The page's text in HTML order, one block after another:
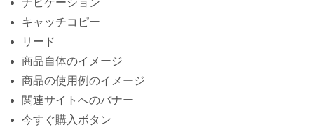
ナビゲーション
キャッチコピー
リード
商品自体のイメージ
商品の使用例のイメージ
関連サイトへのバナー
今すぐ購入ボタン